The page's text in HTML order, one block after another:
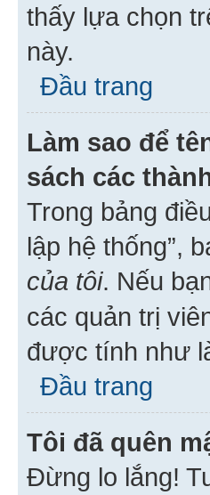
thấy lựa chọn
này.
Đầu trang
Làm sao để
sách các
Trong bảng
lập hệ thống”,
của tôi. Nếu
các quản trị
được tính như
Đầu trang
Tôi đã quên
Đừng lo lắng!